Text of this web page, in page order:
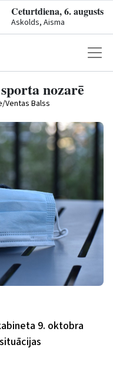
Ceturtdiena, 6. augusts
Askolds, Aisma
nozarē
Ventas Balss
9. oktobra